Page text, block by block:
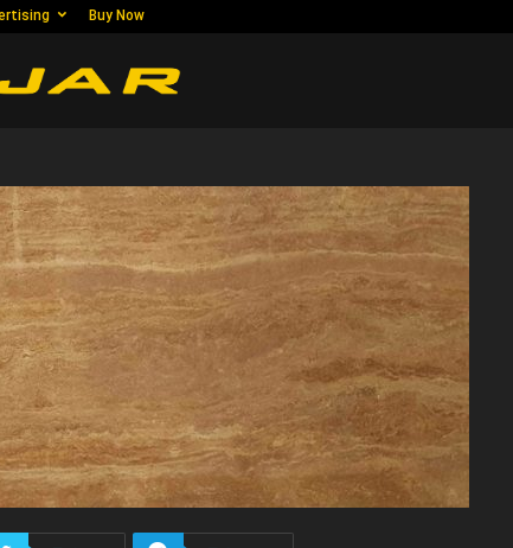
Buy Now
,
رخام,
الجرانيت,